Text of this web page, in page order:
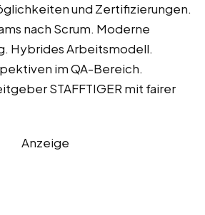
und Zertifizierungen.
nach Scrum. Moderne
Hybrides Arbeitsmodell.
im QA-Bereich.
STAFFTIGER mit fairer
Anzeige